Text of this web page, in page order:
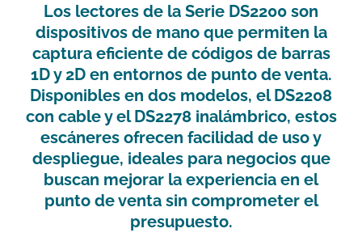
Los lectores de la Serie DS2200 son
dispositivos de mano que permiten la
captura eficiente de códigos de barras
1D y 2D en entornos de punto de venta.
Disponibles en dos modelos, elDS2208
con cable y elDS2278inalámbrico, estos
escáneres ofrecen facilidad de uso y
despliegue, ideales para negocios que
buscan mejorar la experiencia en el
punto de venta sin comprometer el
presupuesto.